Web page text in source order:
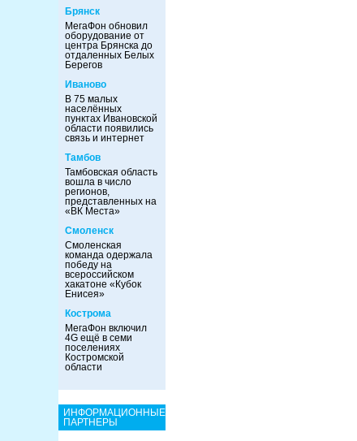
Брянск
МегаФон обновил
оборудование от
центра Брянска до
отдаленных Белых
Берегов
Иваново
В 75 малых
населённых
пунктах Ивановской
области появились
связь и интернет
Тамбов
Тамбовская область
вошла в число
регионов,
представленных на
«ВК Места»
Смоленск
Смоленская
команда одержала
победу на
всероссийском
хакатоне «Кубок
Енисея»
Кострома
МегаФон включил
4G ещё в семи
поселениях
Костромской
области
ИНФОРМАЦИОННЫЕ
ПАРТНЕРЫ